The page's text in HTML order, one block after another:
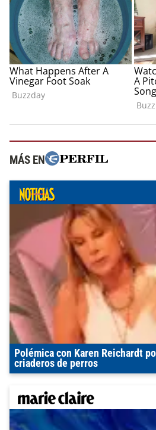
MÁS EN
Polémica con Karen Reichardt
criaderos de perros